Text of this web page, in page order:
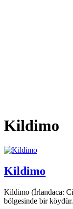
Kildimo
Kildimo
Kildimo (İrlandaca:
bölgesinde bir